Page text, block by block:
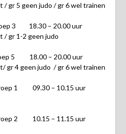
gr 5 geen judo / gr 6 wel trainen
3 18.30 – 20.00 uur
/ gr 1-2 geen judo
5 18.00 – 20.00 uur
gr 4 geen judo / gr 6 wel trainen
1 09.30 – 10.15 uur
2 10.15 – 11.15 uur